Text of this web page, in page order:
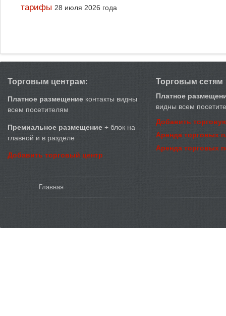
тарифы 28 июля 2026 года
Торговым центрам:
Платное размещение контакты видны
всем посетителям
Премиальное размещение + блок на
главной и в разделе
Добавить торговый центр
Торговым сетям
Платное
видны всем
Добавить
Аренда торговых
Аренда торговых
Главная